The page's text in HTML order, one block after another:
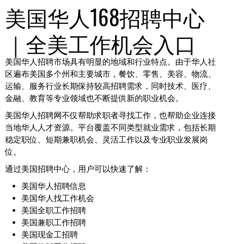
美国华人168招聘中心
｜全美工作机会入口
美国华人招聘市场具有明显的地域和行业特点。由于华人社
区遍布美国多个州和主要城市，餐饮、零售、美容、物流、
运输、服务行业长期保持较高招聘需求，同时技术、医疗、
金融、教育等专业领域也不断提供新的职业机会。
美国华人招聘网不仅帮助求职者寻找工作，也帮助企业连接
当地华人人才资源。平台覆盖不同类型就业需求，包括长期
稳定职位、短期兼职机会、灵活工作以及专业职业发展岗
位。
通过美国招聘中心，用户可以快速了解：
美国华人招聘信息
美国华人找工作机会
美国全职工作招聘
美国兼职工作招聘
美国现金工招聘